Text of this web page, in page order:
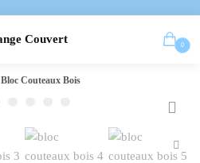
0
Bloc Couteaux Bois